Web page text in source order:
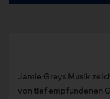
Jamie Greys Musik
von tief empfundenen